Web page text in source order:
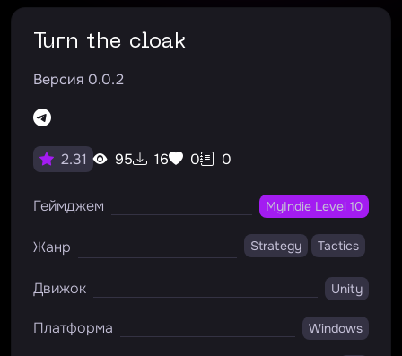
Turn the cloak
Версия 0.0.2
2.31 95 16 0 0
Геймджем MyIndie Level 10
Жанр Strategy Tactics
Движок Unity
Платформа Windows